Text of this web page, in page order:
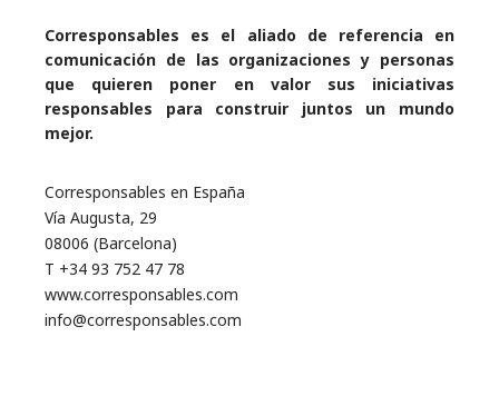
Corresponsables es el aliado de referencia en
comunicación de las organizaciones y personas
que quieren poner en valor sus iniciativas
responsables para construir juntos un mundo
mejor.
Corresponsables en España
Vía Augusta, 29
08006 (Barcelona)
T +34 93 752 47 78
www.corresponsables.com
info@corresponsables.com